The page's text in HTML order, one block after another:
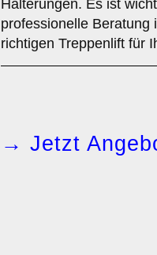
Halterungen. Es ist
professionelle Beratung
richtigen Treppenlift für
→ Jetzt